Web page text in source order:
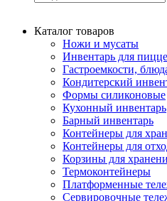
Каталог товаров
Ножи и мусаты
Инвентарь для
Гастроемкости,
Кондитерский
Формы силиконовые
Кухонный инвентарь
Барный инвентарь
Контейнеры для
Контейнеры для
Корзины для
Термоконтейнеры
Платформенные
Сервировочные